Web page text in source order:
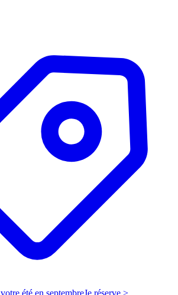
été en septembreJe réserve >